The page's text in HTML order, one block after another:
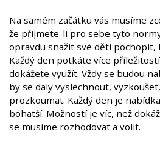
Na samém začátku vás musíme
že přijmete-li pro sebe tyto
opravdu snažit své děti pochopit,
Každý den potkáte více
dokážete využít. Vždy se budou
by se daly vyslechnout,
prozkoumat. Každý den je
bohatší. Možností je víc, než
se musíme rozhodovat a volit.